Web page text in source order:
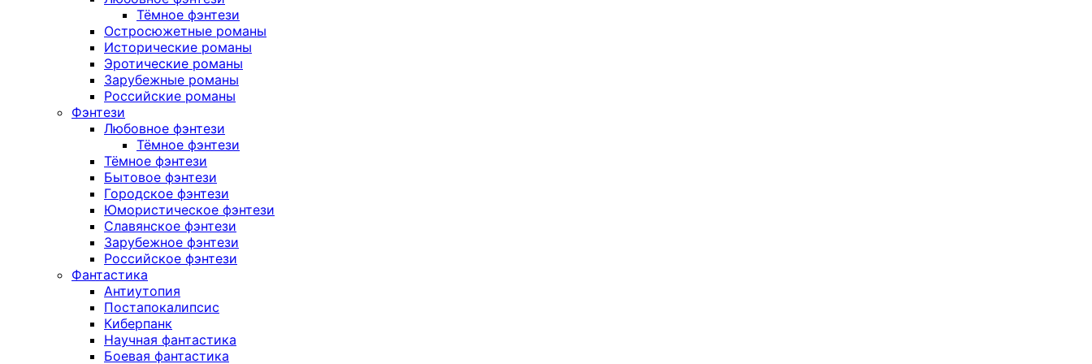
Тёмное фэнтези
Остросюжетные романы
Исторические романы
Эротические романы
Зарубежные романы
Российские романы
Фэнтези
Любовное фэнтези
Тёмное фэнтези
Тёмное фэнтези
Бытовое фэнтези
Городское фэнтези
Юмористическое фэнтези
Славянское фэнтези
Зарубежное фэнтези
Российское фэнтези
Фантастика
Антиутопия
Постапокалипсис
Киберпанк
Научная фантастика
Боевая фантастика